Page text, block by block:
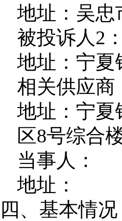
地址：吴忠
被投诉人2
地址：宁夏
相关供应商
地址：宁夏
区8号综合
当事人：
地址：
四、基本情况